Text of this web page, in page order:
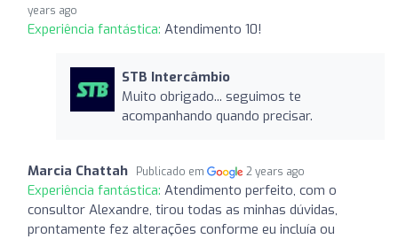
years ago
Experiência fantástica: Atendimento 10!
STB Intercâmbio
Muito obrigado... seguimos te
acompanhando quando precisar.
Marcia Chattah Publicado em 2 years ago
Experiência fantástica: Atendimento perfeito, com o
consultor Alexandre, tirou todas as minhas dúvidas,
prontamente fez alterações conforme eu incluía ou